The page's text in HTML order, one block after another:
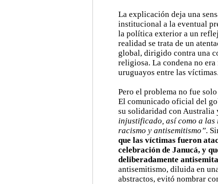
La explicación deja una
institucional a la eventual
la política exterior a un
realidad se trata de un
global, dirigido contra una
religiosa. La condena no
uruguayos entre las
Pero el problema no fue
El comunicado oficial del
su solidaridad con
injustificado, así como a las
racismo y antisemitismo”.
que las víctimas fueron
celebración de Janucá, y
deliberadamente antisemita
antisemitismo, diluida en
abstractos, evitó nombrar